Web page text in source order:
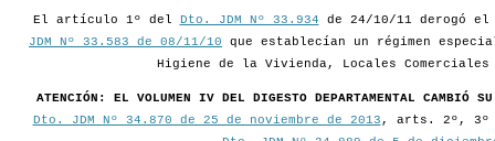
El artículo 1º del Dto. JDM Nº 33.934 de 24/10/11 derogó
JDM Nº 33.583 de 08/11/10 que establecían un régimen
Higiene de la Vivienda, Locales
ATENCIÓN: EL VOLUMEN IV DEL DIGESTO DEPARTAMENTAL CAMBIÓ
Dto. JDM Nº 34.870 de 25 de noviembre de 2013 , arts. 2º, 3º